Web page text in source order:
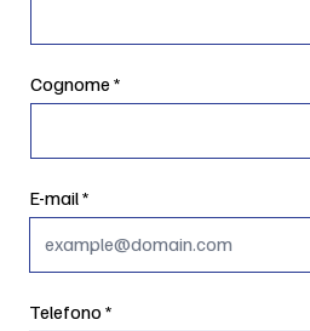
Cognome
E-mail
Telefono